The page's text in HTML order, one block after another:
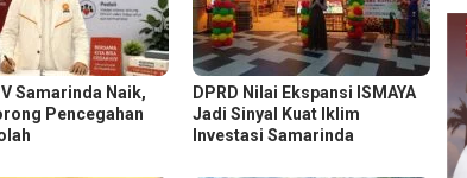
Samarinda Naik,
Pencegahan
DPRD Nilai Ekspansi ISMAYA
Jadi Sinyal Kuat Iklim
Investasi Samarinda